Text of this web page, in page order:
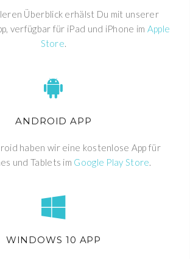
Überblick erhälst Du mit unserer
verfügbar für iPad und iPhone im Apple
Store.
ANDROID APP
haben wir eine kostenlose App für
und Tablets im Google Play Store.
WINDOWS 10 APP